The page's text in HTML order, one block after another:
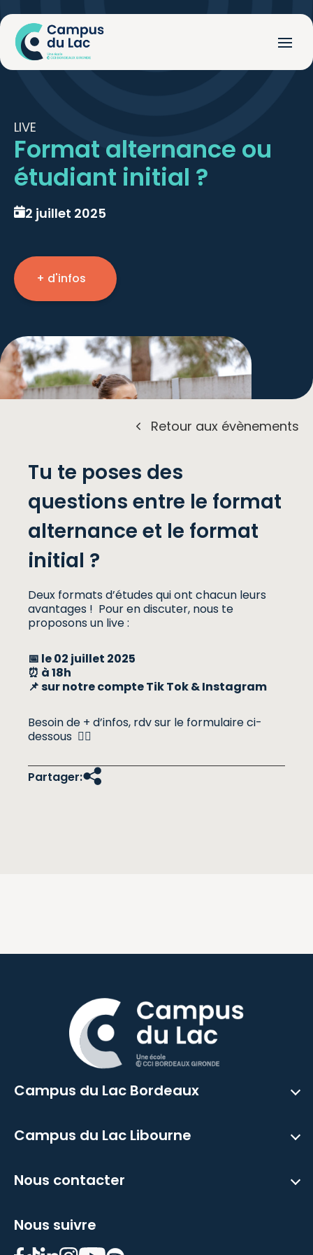
+ d'infos
LIVE
Format alternance ou
étudiant initial ?
2 juillet 2025
+ d'infos
Retour aux évènements
Tu te poses des
questions entre le format
alternance et le format
initial ?
Deux formats d’études qui ont chacun leurs
avantages ! Pour en discuter, nous te
proposons un live :
📅 le 02 juillet 2025
⏰ à 18h
📌 sur notre compte Tik Tok & Instagram
Besoin de + d’infos, rdv sur le formulaire ci-
dessous 👇🏼
Partager:
Campus du Lac Bordeaux
Campus du Lac Libourne
Nous contacter
Nous suivre